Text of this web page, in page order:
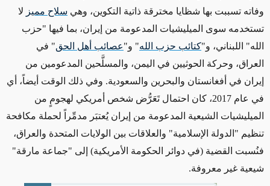
وفاته تسببت بها شظايا مخترقة ذاتية التكوين، وهي سلاح مميز لا
تستخدمه سوى الميليشيات المدعومة من إيران، بما فيها "حزب
الله" اللبناني، و"كتائب حزب الله" و"عصائب أهل الحق" في
العراق، وحركة الحوثيين في اليمن، والمسلَّحين المدعومين من
إيران في أفغانستان والبحرين والسعودية. وفي ذلك الوقت أيضاً، أي
في عام 2017، كان احتمال تَعَرُّض شخص أمريكي لهجومٍ من
الميليشيات الشيعية المدعومة من إيران يُعتبَر مدمِّراً لحملة مكافحة
تنظيم "الدولة الإسلامية" والعلاقات بين الولايات المتحدة والعراق،
فنُسبت القضية (في دوائر الحكومة الأمريكية) إلى "جماعة مارقة"
شيعية غير معروفة.